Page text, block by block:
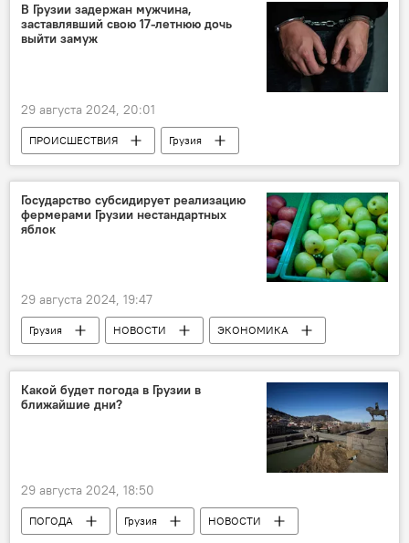
Грузинская мечта - демократическая Грузия
В Грузии задержан мужчина,
заставлявший свою 17-летнюю дочь
выйти замуж
29 августа 2024, 20:01
ПРОИСШЕСТВИЯ
Грузия
НОВОСТИ
Государство субсидирует реализацию
фермерами Грузии нестандартных
яблок
29 августа 2024, 19:47
Грузия НОВОСТИ
ЭКОНОМИКА
Сельское хозяйство Грузии
Какой будет погода в Грузии в
ближайшие дни?
29 августа 2024, 18:50
ПОГОДА Грузия
НОВОСТИ